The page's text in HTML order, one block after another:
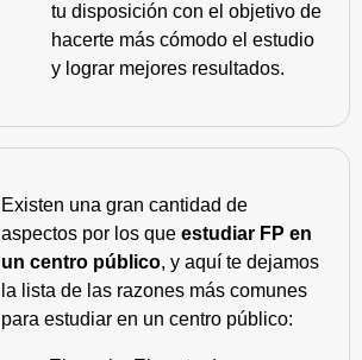
tu disposición con el objetivo de
hacerte más cómodo el estudio
y lograr mejores resultados.
Existen una gran cantidad de
aspectos por los que estudiar FP en
un centro público, y aquí te dejamos
la lista de las razones más comunes
para estudiar en un centro público: